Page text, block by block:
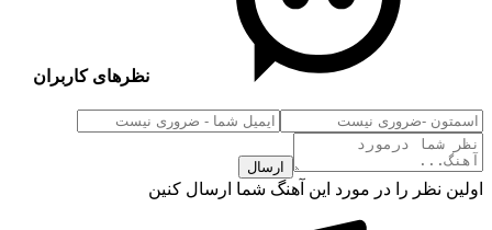
نظرهای کاربران
ارسال
اولین نظر را در مورد این آهنگ شما ارسال کنین